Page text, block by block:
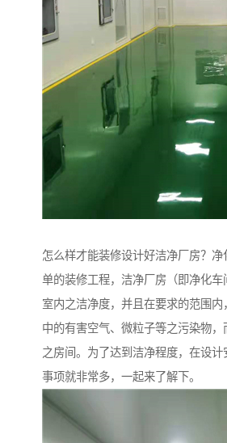
怎么样才能装修设计好洁净厂房？
单的装修工程，洁净厂房（即净化车
室内之洁净度，并且在要求的范围
中的有害空气、微粒子等之污染物
之房间。为了达到洁净程度，在设
事项就非常多，一起来了解下。